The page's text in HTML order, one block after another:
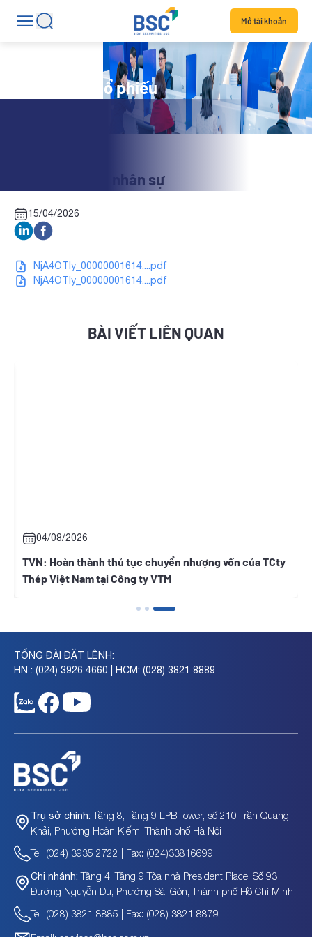
Mở tài khoản
Tin tức mã cổ phiếu
NAP: Thay đổi nhân sự
15/04/2026
NjA4OTIy_00000001614....pdf
NjA4OTIy_00000001614....pdf
BÀI VIẾT LIÊN QUAN
BWE: Thông báo
thủ tục chuyển nhượng vốn của TCty
tại Công ty VTM
TỔNG ĐÀI ĐẶT LỆNH:
HN : (024) 3926 4660 | HCM: (028) 3821 8889
Trụ sở chính: Tầng 8, Tầng 9 LPB Tower, số 210 Trần Quang
Khải, Phường Hoàn Kiếm, Thành phố Hà Nội
Tel: (024) 3935 2722 | Fax: (024)33816699
Chi nhánh: Tầng 4, Tầng 9 Tòa nhà President Place, Số 93
Đường Nguyễn Du, Phường Sài Gòn, Thành phố Hồ Chí Minh
Tel: (028) 3821 8885 | Fax: (028) 3821 8879